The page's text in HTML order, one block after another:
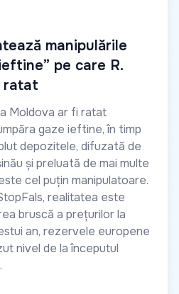
manipulările
pe care R.
ratat
Moldova ar fi ratat
gaze ieftine, în timp
depozitele, difuzată de
și preluată de mai multe
cel puțin manipulatoare.
realitatea este
bruscă a prețurilor la
an, rezervele europene
nivel de la începutul